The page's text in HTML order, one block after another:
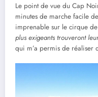
Le point de vue du Cap
minutes de marche facile
imprenable sur le cirque
plus exigeants trouveront
qui m’a permis de réaliser